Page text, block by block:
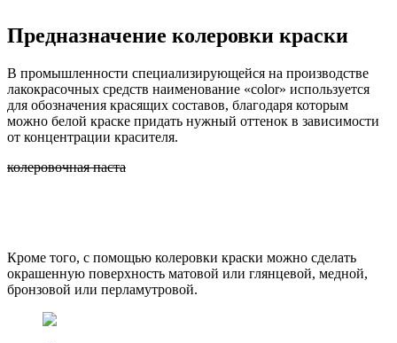
Предназначение колеровки краски
В промышленности специализирующейся на производстве
лакокрасочных средств наименование «color» используется
для обозначения красящих составов, благодаря которым
можно белой краске придать нужный оттенок в зависимости
от концентрации красителя.
колеровочная паста
Кроме того, с помощью колеровки краски можно сделать
окрашенную поверхность матовой или глянцевой, медной,
бронзовой или перламутровой.